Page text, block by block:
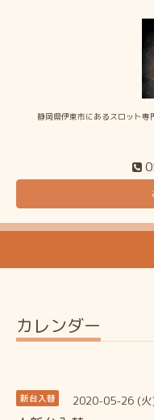
静岡県伊東市にあるスロット
カレンダー
新台入替 2020-05-26 (